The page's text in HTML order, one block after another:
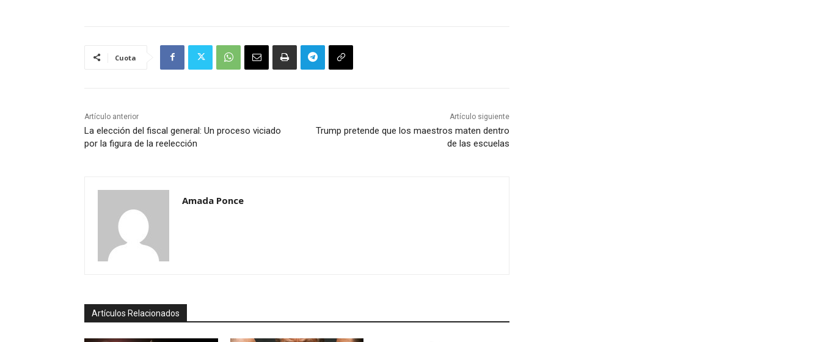
Cuota
Artículo anterior
La elección del fiscal general: Un proceso viciado
por la figura de la reelección
Artículo siguiente
Trump pretende que los maestros maten dentro
de las escuelas
Amada Ponce
Artículos Relacionados